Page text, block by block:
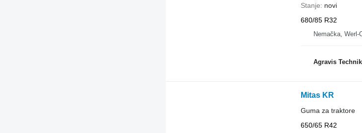
Stanje
novi
680/85 R32
Nemačka, Werl-
Agravis
Mitas KR
Guma za traktore
650/65 R42